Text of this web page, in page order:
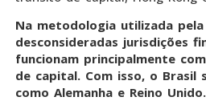
Na metodologia utilizada pela
desconsideradas jurisdições
funcionam principalmente
de capital. Com isso, o Brasil
como Alemanha e Reino Unido.